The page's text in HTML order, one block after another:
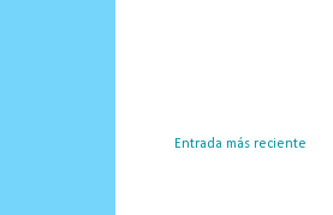
Entrada más reciente